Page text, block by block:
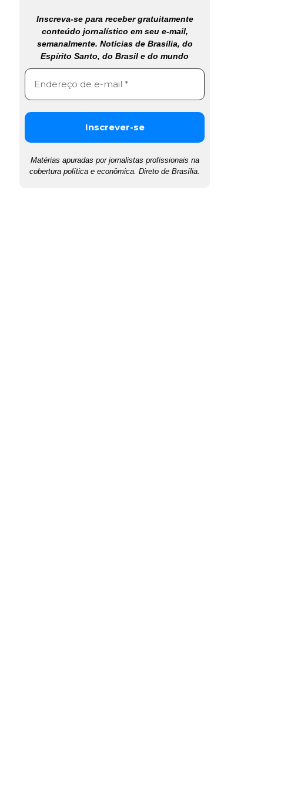
Inscreva-se para receber gratuitamente
conteúdo jornalístico em seu e-mail,
semanalmente. Notícias de Brasília, do
Espírito Santo, do Brasil e do mundo
Matérias apuradas por jornalistas profissionais na
cobertura política e econômica. Direto de Brasília.